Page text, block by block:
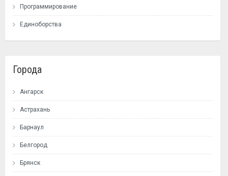
Программирование
Единоборства
Города
Ангарск
Астрахань
Барнаул
Белгород
Брянск